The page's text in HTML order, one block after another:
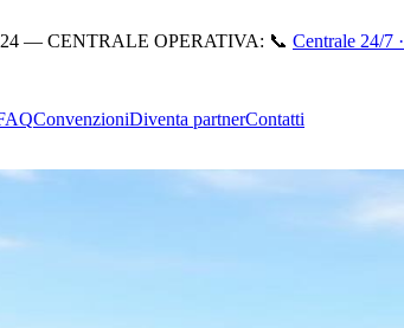
— CENTRALE OPERATIVA: 📞 Centrale 24/7 ·
ConvenzioniDiventa partnerContatti